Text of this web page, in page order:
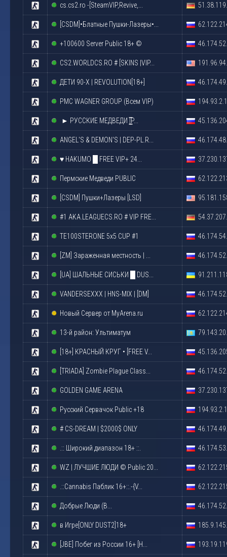
cs.cs2.ro -[SteamVIP,Revive,...
[CSDM]•Блатные Пушки-Лазеры•...
+100600 Server Public 18+ ©
CS2.WORLDCS.RO # [SKINS |VIP...
ДЕТИ 90-X | REVOLUTION[18+]
PMC WAGNER GROUP (Всем VIP)
► РУССКИЕ МЕДВЕДИ |͇̿P...
ANGEL'S & DEMON'S | DEP-PL.R...
♥ HAKUMO █ FREE VIP+ 24...
Пермские Медведи PUBLIC
[CSDM] Пушки+Лазеры [LSD]
#1 AKA.LEAGUECS.RO # VIP FRE...
TE100STERONE 5x5 CUP #1
[ZM] Зараженная местность | ...
[UA] ШАЛЬНЫЕ СИСЬКИ █ DUS...
VANDERSEXXX | HNS-MIX | [DM]
Новый Сервер от MyArena.ru
13-й район: Ультиматум
[18+] КРАСНЫЙ КРУГ • [FREE V...
[TRIADA] Zombie Plague Class...
GOLDEN GAME ARENA
Русский Сервачок Public +18
# CS-DREAM | $2000$ ONLY
.:: Широкий диапазон 18+ ::.
WZ | ЛУЧШИЕ ЛЮДИ © Publiс 20...
.::Cannabis Паблик 16+::.-{V...
Добрые Люди (В...
в Игре[ONLY DUST2]18+
[JBE] Побег из России 16+ [H...